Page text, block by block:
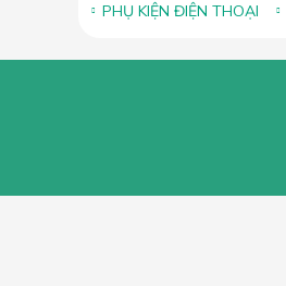
PHỤ KIỆN ĐIỆN THOẠI